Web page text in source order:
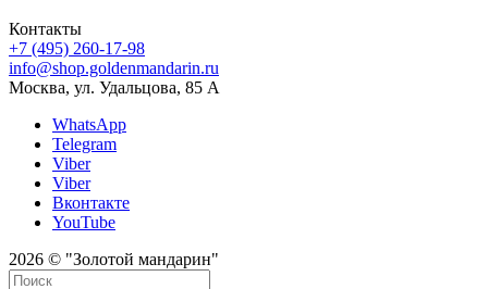
Контакты
+7 (495) 260-17-98
info@shop.goldenmandarin.ru
Москва, ул. Удальцова, 85 А
WhatsApp
Telegram
Viber
Viber
Вконтакте
YouTube
2026 © "Золотой мандарин"